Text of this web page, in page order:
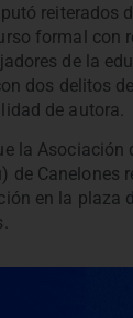
reiterados
formal con
de la
dos delitos
de autora.
la Asociación
de Canelones
en la plaza